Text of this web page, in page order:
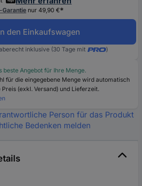
Garantie nur 49,90 €*
den Einkaufswagen
inklusive (30 Tage mit )
beste Angebot für Ihre Menge.
für die eingegebene Menge wird automatisch
(exkl. Versand) und Lieferzeit.
Person für das Produkt
Bedenken melden